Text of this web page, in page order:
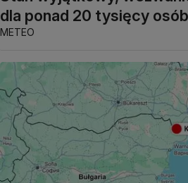
dla ponad 20 tysięcy osób
METEO